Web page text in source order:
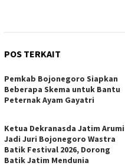
POS TERKAIT
Pemkab Bojonegoro Siapkan
Beberapa Skema untuk Bantu
Peternak Ayam Gayatri
Ketua Dekranasda Jatim Arumi
Jadi Juri Bojonegoro Wastra
Batik Festival 2026, Dorong
Batik Jatim Mendunia